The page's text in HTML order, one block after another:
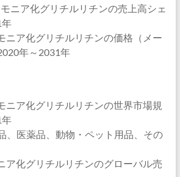
ア化グリチルリチンの売上高シェ
ニア化グリチルリチンの価格（メー
年～2031年
ア化グリチルリチンの世界市場規
、医薬品、動物・ペット用品、その
ア化グリチルリチンのグローバル売